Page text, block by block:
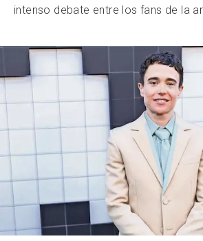
intenso debate entre los fans de la